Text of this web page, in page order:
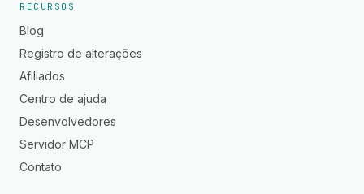
RECURSOS
Blog
Registro de alterações
Afiliados
Centro de ajuda
Desenvolvedores
Servidor MCP
Contato